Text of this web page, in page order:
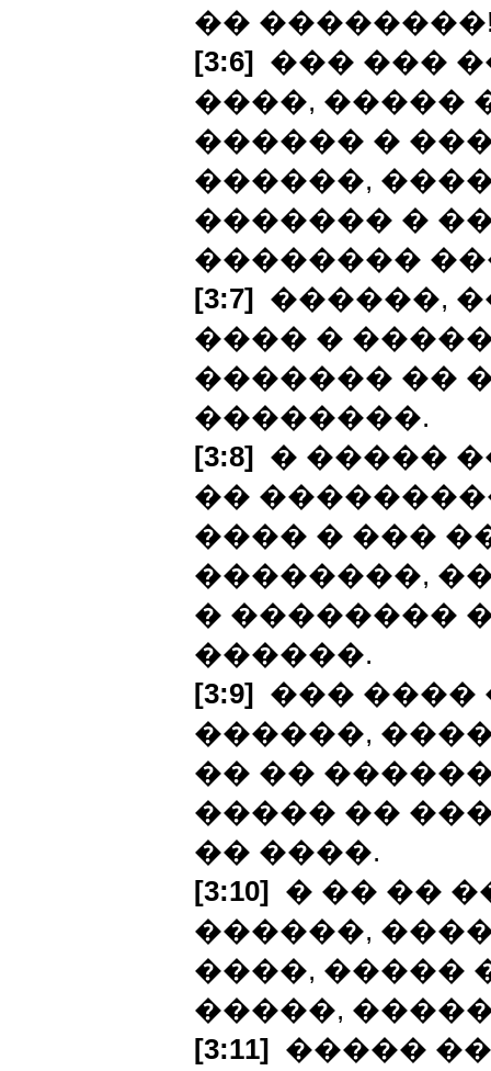
��
[3:6] ��� ���
����, �����
������ �
������,
������� �
��������
[3:7] ������,
���� �
������� ��
��������.
[3:8] � �����
��
���� � ���
��������,
� ��������
������.
[3:9] ��� ����
������,
�� ��
����� ��
�� ����.
[3:10] � �� ��
������,
����, �����
�����,
[3:11] �����